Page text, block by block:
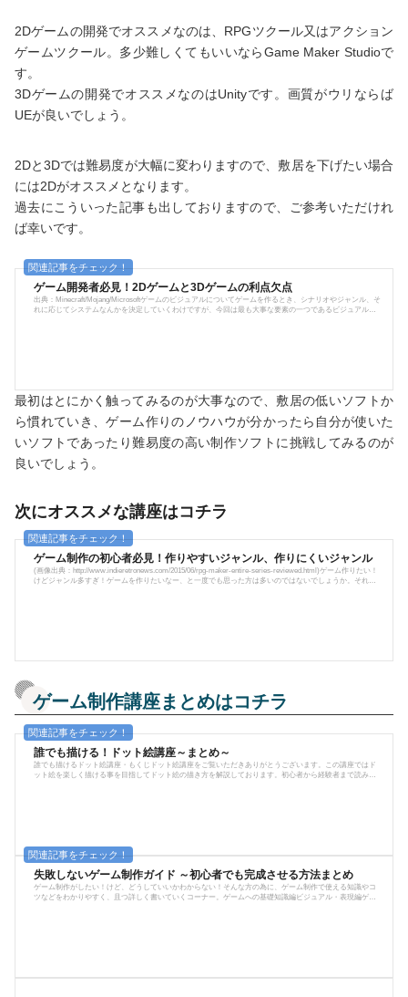
2Dゲームの開発でオススメなのは、RPGツクール又はアクション
ゲームツクール。多少難しくてもいいならGame Maker Studioで
す。
3Dゲームの開発でオススメなのはUnityです。画質がウリならば
UEが良いでしょう。
2Dと3Dでは難易度が大幅に変わりますので、敷居を下げたい場合
には2Dがオススメとなります。
過去にこういった記事も出しておりますので、ご参考いただけれ
ば幸いです。
ゲーム開発者必見！2Dゲームと3Dゲームの利点欠点
出典：Minecraft/Mojang/Microsoftゲームのビジュアルについてゲームを作るとき、シナリオやジャンル、そ
れに応じてシステムなんかを決定していくわけですが、今回は最も大事な要素の一つであるビジュアルを
最初はとにかく触ってみるのが大事なので、敷居の低いソフトか
ら慣れていき、ゲーム作りのノウハウが分かったら自分が使いた
いソフトであったり難易度の高い制作ソフトに挑戦してみるのが
良いでしょう。
次にオススメな講座はコチラ
ゲーム制作の初心者必見！作りやすいジャンル、作りにくいジャンル
(画像出典：http://www.indieretronews.com/2015/06/rpg-maker-entire-series-reviewed.html)ゲーム作りたい！
けどジャンル多すぎ！ゲームを作りたいなー、と一度でも思った方は多いのではないでしょうか。それも
ゲーム制作講座まとめはコチラ
誰でも描ける！ドット絵講座～まとめ～
誰でも描けるドット絵講座・もくじドット絵講座をご覧いただきありがとうございます。この講座ではド
ット絵を楽しく描ける事を目指してドット絵の描き方を解説しております。初心者から経験者まで読みご
失敗しないゲーム制作ガイド ～初心者でも完成させる方法まとめ
ゲーム制作がしたい！けど、どうしていいかわからない！そんな方の為に、ゲーム制作で使える知識やコ
ツなどをわかりやすく、且つ詳しく書いていくコーナー。ゲームへの基礎知識編ビジュアル・表現編ゲー